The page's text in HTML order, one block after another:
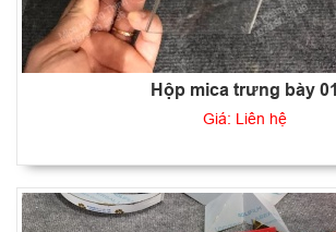
Hộp mica trưng bày 01
Giá: Liên hệ